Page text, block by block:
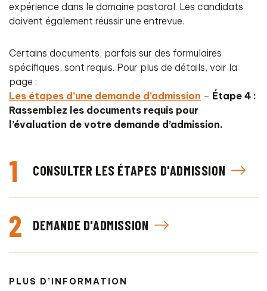
1 CONSULTER LES ÉTAPES D'ADMISSION
2 DEMANDE D'ADMISSION
PLUS D’INFORMATION
expérience dans le domaine pastoral. Les candidats
doivent également réussir une entrevue.
Certains documents, parfois sur des formulaires
spécifiques, sont requis. Pour plus de détails, voir la
page :
Les étapes d’une demande d’admission – Étape 4 :
Rassemblez les documents requis pour
l’évaluation de votre demande d’admission.